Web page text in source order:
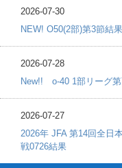
2026-07-30
NEW! O50(2部)第3節結果
2026-07-28
New!! o-40 1部リーグ第
2026-07-27
2026年 JFA 第14回全日
戦0726結果